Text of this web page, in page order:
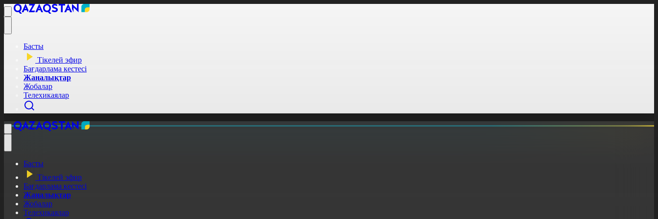
Басты
Тікелей эфир
Бағдарлама кестесі
Жаңалықтар
Жобалар
Телехикаялар
Басты
Тікелей эфир
Бағдарлама кестесі
Жаңалықтар
Жобалар
Телехикаялар